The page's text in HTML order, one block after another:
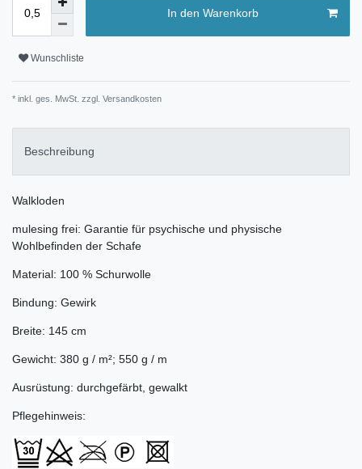
In den Warenkorb
Wunschliste
* inkl. ges. MwSt. zzgl. Versandkosten
Beschreibung
Walkloden
mulesing frei: Garantie für psychische und physische
Wohlbefinden der Schafe
Material: 100 % Schurwolle
Bindung: Gewirk
Breite: 145 cm
Gewicht: 380 g / m²; 550 g / m
Ausrüstung: durchgefärbt, gewalkt
Pflegehinweis: